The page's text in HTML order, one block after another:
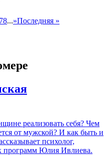
78...»Последняя »
реализовать себя? Чем
от мужской? И как быть и
психолог,
программ Юлия Ивлиева.